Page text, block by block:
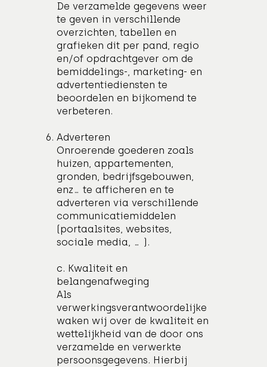
De verzamelde gegevens weer
te geven in verschillende
overzichten, tabellen en
grafieken dit per pand, regio
en/of opdrachtgever om de
bemiddelings-, marketing- en
advertentiediensten te
beoordelen en bijkomend te
verbeteren.
Adverteren
Onroerende goederen zoals
huizen, appartementen,
gronden, bedrijfsgebouwen,
enz… te afficheren en te
adverteren via verschillende
communicatiemiddelen
(portaalsites, websites,
sociale media, … ).
c. Kwaliteit en
belangenafweging
Als
verwerkingsverantwoordelijke
waken wij over de kwaliteit en
wettelijkheid van de door ons
verzamelde en verwerkte
persoonsgegevens. Hierbij